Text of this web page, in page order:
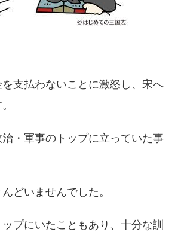
支払わないことに激怒し、宋へ
・軍事のトップに立っていた事
どいませんでした。
プにいたこともあり、十分な訓